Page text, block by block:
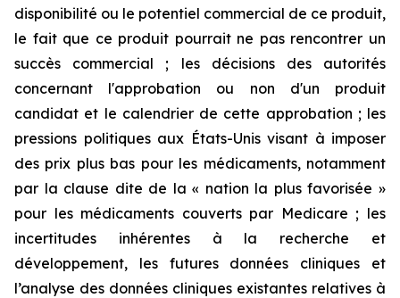
disponibilité ou le potentiel commercial de ce produit,
le fait que ce produit pourrait ne pas rencontrer un
succès commercial ; les décisions des autorités
concernant l'approbation ou non d'un produit
candidat et le calendrier de cette approbation ; les
pressions politiques aux États-Unis visant à imposer
des prix plus bas pour les médicaments, notamment
par la clause dite de la « nation la plus favorisée »
pour les médicaments couverts par Medicare ; les
incertitudes inhérentes à la recherche et
développement, les futures données cliniques et
l’analyse des données cliniques existantes relatives à